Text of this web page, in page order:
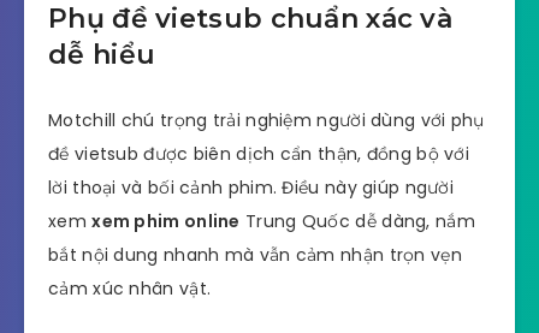
Phụ đề vietsub chuẩn xác và
dễ hiểu
Motchill chú trọng trải nghiệm người dùng với phụ
đề vietsub được biên dịch cẩn thận, đồng bộ với
lời thoại và bối cảnh phim. Điều này giúp người
xemxem phim online Trung Quốc dễ dàng, nắm
bắt nội dung nhanh mà vẫn cảm nhận trọn vẹn
cảm xúc nhân vật.